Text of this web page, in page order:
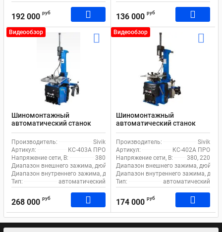
192 000 руб 136 000 руб
Видеообзор
Шиномонтажный
автоматический станок
Sivik КС-403А ПРО для
легкового транспорта
Производитель:
Sivik
Артикул:
КС-403А ПРО
Напряжение сети, В:
380
Диапазон внешнего зажима, дюйм:
12-24
Диапазон внутреннего зажима, дюйм: 14-26
Тип:
автоматический
268 000 руб
Видеообзор
Шиномонтажный
автоматический станок
Sivik КС-402А ПРО для
легкового транспорта
Производитель:
Sivik
Артикул:
КС-402А ПРО
Напряжение сети, В:
380, 220
Диапазон внешнего зажима, дюйм:
Диапазон внутреннего зажима,
Тип:
автоматический
174 000 руб